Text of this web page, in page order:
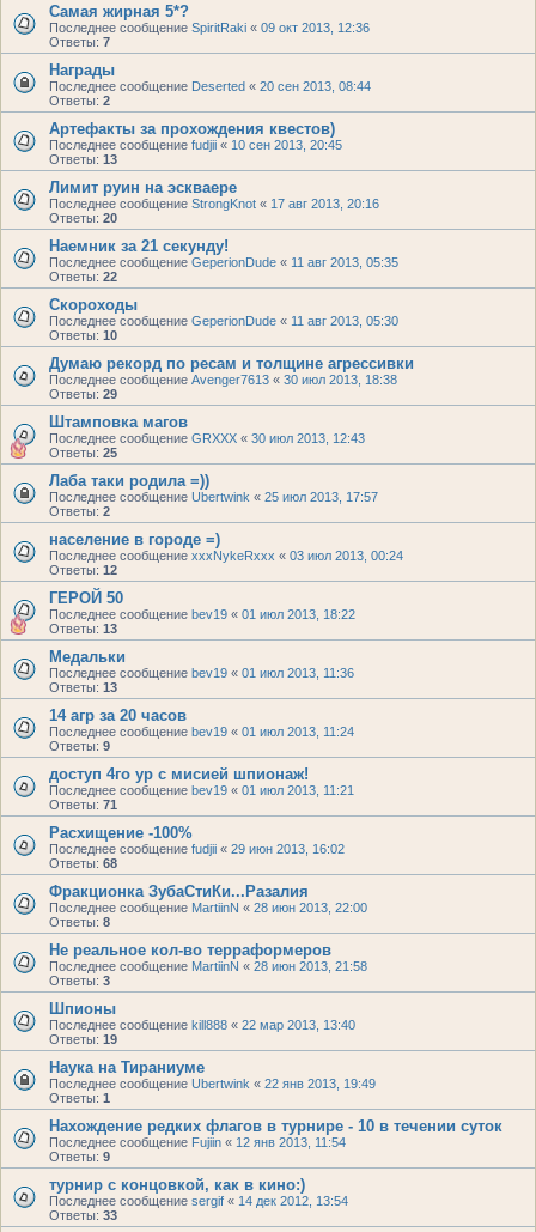
Самая жирная 5*?
Последнее сообщение SpiritRaki « 09 окт 2013, 12:36
Ответы: 7
Награды
Последнее сообщение Deserted « 20 сен 2013, 08:44
Ответы: 2
Артефакты за прохождения квестов)
Последнее сообщение fudjii « 10 сен 2013, 20:45
Ответы: 13
Лимит руин на эскваере
Последнее сообщение StrongKnot « 17 авг 2013, 20:16
Ответы: 20
Наемник за 21 секунду!
Последнее сообщение GeperionDude « 11 авг 2013, 05:35
Ответы: 22
Скороходы
Последнее сообщение GeperionDude « 11 авг 2013, 05:30
Ответы: 10
Думаю рекорд по ресам и толщине агрессивки
Последнее сообщение Avenger7613 « 30 июл 2013, 18:38
Ответы: 29
Штамповка магов
Последнее сообщение GRXXX « 30 июл 2013, 12:43
Ответы: 25
Лаба таки родила =))
Последнее сообщение Ubertwink « 25 июл 2013, 17:57
Ответы: 2
население в городе =)
Последнее сообщение xxxNykeRxxx « 03 июл 2013, 00:24
Ответы: 12
ГЕРОЙ 50
Последнее сообщение bev19 « 01 июл 2013, 18:22
Ответы: 13
Медальки
Последнее сообщение bev19 « 01 июл 2013, 11:36
Ответы: 13
14 агр за 20 часов
Последнее сообщение bev19 « 01 июл 2013, 11:24
Ответы: 9
доступ 4го ур с мисией шпионаж!
Последнее сообщение bev19 « 01 июл 2013, 11:21
Ответы: 71
Расхищение -100%
Последнее сообщение fudjii « 29 июн 2013, 16:02
Ответы: 68
Фракционка ЗубаСтиКи...Разалия
Последнее сообщение MartiinN « 28 июн 2013, 22:00
Ответы: 8
Не реальное кол-во терраформеров
Последнее сообщение MartiinN « 28 июн 2013, 21:58
Ответы: 3
Шпионы
Последнее сообщение kill888 « 22 мар 2013, 13:40
Ответы: 19
Наука на Тираниуме
Последнее сообщение Ubertwink « 22 янв 2013, 19:49
Ответы: 1
Нахождение редких флагов в турнире - 10 в течении суток
Последнее сообщение Fujiin « 12 янв 2013, 11:54
Ответы: 9
турнир с концовкой, как в кино:)
Последнее сообщение sergif « 14 дек 2012, 13:54
Ответы: 33